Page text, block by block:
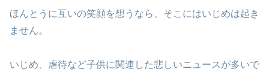
ほんとうに互いの笑顔を想うなら、そこにはいじめは起き
ません。
いじめ、虐待など子供に関連した悲しいニュースが多いで